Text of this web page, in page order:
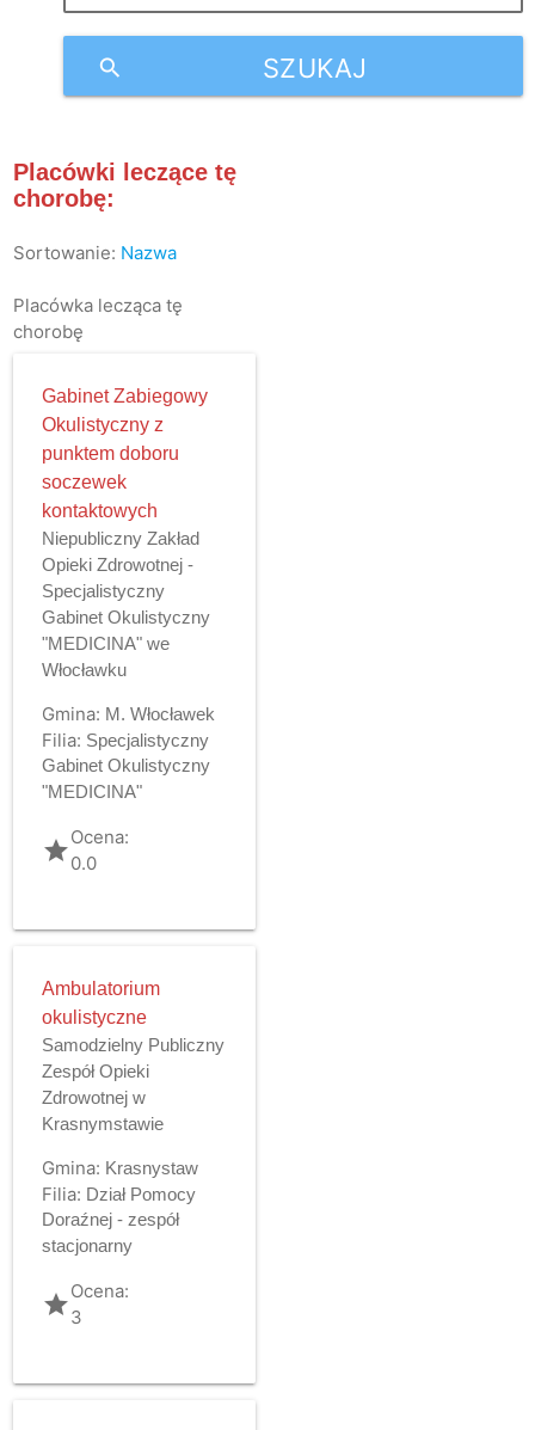
SZUKAJ
search
Placówki leczące tę
chorobę:
Sortowanie: Nazwa
Placówka lecząca tę
chorobę
Gabinet Zabiegowy
Okulistyczny z
punktem doboru
soczewek
kontaktowych
Niepubliczny Zakład
Opieki Zdrowotnej -
Specjalistyczny
Gabinet Okulistyczny
"MEDICINA" we
Włocławku
Gmina: M. Włocławek
Filia: Specjalistyczny
Gabinet Okulistyczny
"MEDICINA"
gradeOcena:
0.0
Ambulatorium
okulistyczne
Samodzielny Publiczny
Zespół Opieki
Zdrowotnej w
Krasnymstawie
Gmina: Krasnystaw
Filia: Dział Pomocy
Doraźnej - zespół
stacjonarny
gradeOcena:
3